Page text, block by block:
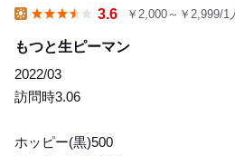
7 3.6 ￥2,000～￥2,999/1
もつと生ピーマン
2022/03
訪問時3.06
ホッピー(黒)500